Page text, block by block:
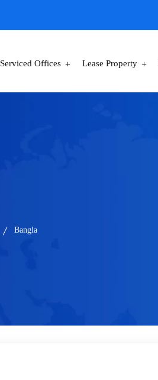
Serviced Offices Lease Property
Bangla